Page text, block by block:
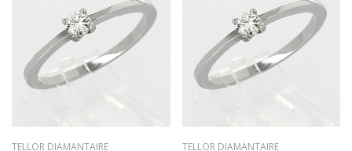
TELLOR DIAMANTAIRE TELLOR DIAMANTAIRE